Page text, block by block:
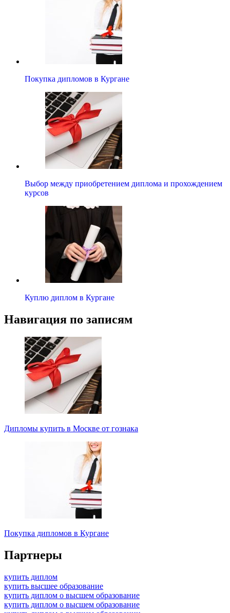
Покупка дипломов в Кургане
Выбор между приобретением диплома и прохождением
курсов
Куплю диплом в Кургане
Навигация по записям
Дипломы купить в Москве от гознака
Покупка дипломов в Кургане
Партнеры
купить диплом
купить высшее образование
купить диплом о высшем образование
купить диплом о высшем образование